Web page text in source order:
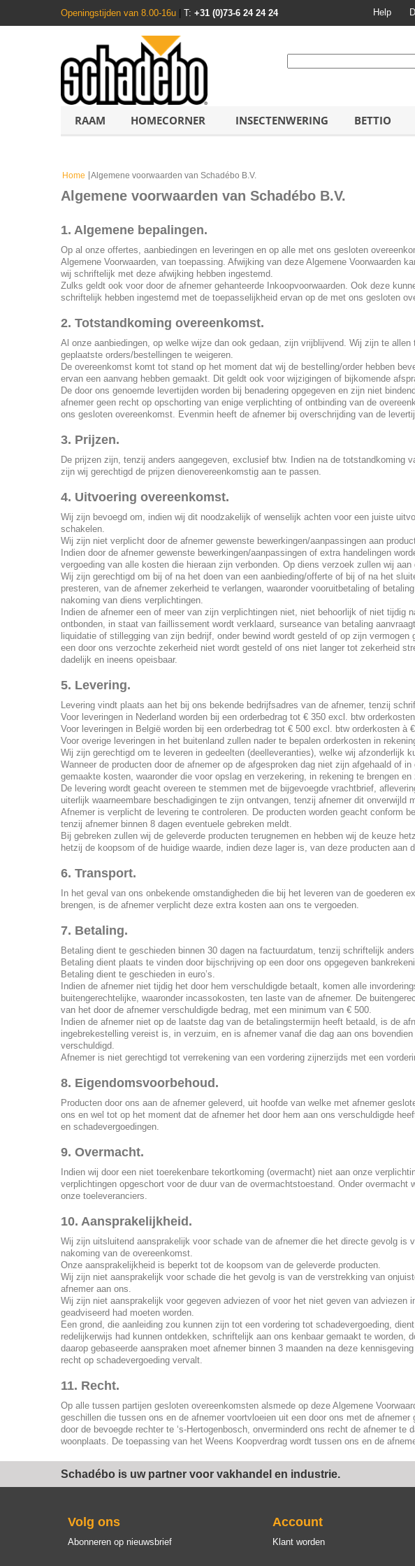
Openingstijden van 8.00-16u T: +31 (0)73-6 24 24 24 Help
RAAM HOMECORNER INSECTENWERING BETTIO
Home Algemene voorwaarden van Schadébo B.V.
Algemene voorwaarden van Schadébo B.V.
1. Algemene bepalingen.
Op al onze offertes, aanbiedingen en leveringen en op alle met ons gesloten
Algemene Voorwaarden, van toepassing. Afwijking van deze Algemene Voorwaarden
wij schriftelijk met deze afwijking hebben ingestemd.
Zulks geldt ook voor door de afnemer gehanteerde Inkoopvoorwaarden. Ook deze
schriftelijk hebben ingestemd met de toepasselijkheid ervan op de met ons gesloten
2. Totstandkoming overeenkomst.
Al onze aanbiedingen, op welke wijze dan ook gedaan, zijn vrijblijvend. Wij zijn te
geplaatste orders/bestellingen te weigeren.
De overeenkomst komt tot stand op het moment dat wij de bestelling/order hebben
ervan een aanvang hebben gemaakt. Dit geldt ook voor wijzigingen of bijkomende
De door ons genoemde levertijden worden bij benadering opgegeven en zijn niet
afnemer geen recht op opschorting van enige verplichting of ontbinding van de
ons gesloten overeenkomst. Evenmin heeft de afnemer bij overschrijding van de
3. Prijzen.
De prijzen zijn, tenzij anders aangegeven, exclusief btw. Indien na de totstandkoming
zijn wij gerechtigd de prijzen dienovereenkomstig aan te passen.
4. Uitvoering overeenkomst.
Wij zijn bevoegd om, indien wij dit noodzakelijk of wenselijk achten voor een juiste
schakelen.
Wij zijn niet verplicht door de afnemer gewenste bewerkingen/aanpassingen aan
Indien door de afnemer gewenste bewerkingen/aanpassingen of extra handelingen
vergoeding van alle kosten die hieraan zijn verbonden. Op diens verzoek zullen wij
Wij zijn gerechtigd om bij of na het doen van een aanbieding/offerte of bij of na het
presteren, van de afnemer zekerheid te verlangen, waaronder vooruitbetaling of
nakoming van diens verplichtingen.
Indien de afnemer een of meer van zijn verplichtingen niet, niet behoorlijk of niet tijdig
ontbonden, in staat van faillissement wordt verklaard, surseance van betaling
liquidatie of stillegging van zijn bedrijf, onder bewind wordt gesteld of op zijn
een door ons verzochte zekerheid niet wordt gesteld of ons niet langer tot zekerheid
dadelijk en ineens opeisbaar.
5. Levering.
Levering vindt plaats aan het bij ons bekende bedrijfsadres van de afnemer, tenzij
Voor leveringen in Nederland worden bij een orderbedrag tot € 350 excl. btw
Voor leveringen in België worden bij een orderbedrag tot € 500 excl. btw orderkosten à
Voor overige leveringen in het buitenland zullen nader te bepalen orderkosten in
Wij zijn gerechtigd om te leveren in gedeelten (deelleveranties), welke wij afzonderlijk
Wanneer de producten door de afnemer op de afgesproken dag niet zijn afgehaald of
gemaakte kosten, waaronder die voor opslag en verzekering, in rekening te brengen
De levering wordt geacht overeen te stemmen met de bijgevoegde vrachtbrief,
uiterlijk waarneembare beschadigingen te zijn ontvangen, tenzij afnemer dit onverwijld
Afnemer is verplicht de levering te controleren. De producten worden geacht conform
tenzij afnemer binnen 8 dagen eventuele gebreken meldt.
Bij gebreken zullen wij de geleverde producten terugnemen en hebben wij de keuze
hetzij de koopsom of de huidige waarde, indien deze lager is, van deze producten aan
6. Transport.
In het geval van ons onbekende omstandigheden die bij het leveren van de goederen
brengen, is de afnemer verplicht deze extra kosten aan ons te vergoeden.
7. Betaling.
Betaling dient te geschieden binnen 30 dagen na factuurdatum, tenzij schriftelijk
Betaling dient plaats te vinden door bijschrijving op een door ons opgegeven
Betaling dient te geschieden in euro’s.
Indien de afnemer niet tijdig het door hem verschuldigde betaalt, komen alle
buitengerechtelijke, waaronder incassokosten, ten laste van de afnemer. De
van het door de afnemer verschuldigde bedrag, met een minimum van € 500.
Indien de afnemer niet op de laatste dag van de betalingstermijn heeft betaald, is de
ingebrekestelling vereist is, in verzuim, en is afnemer vanaf die dag aan ons
verschuldigd.
Afnemer is niet gerechtigd tot verrekening van een vordering zijnerzijds met een
8. Eigendomsvoorbehoud.
Producten door ons aan de afnemer geleverd, uit hoofde van welke met afnemer
ons en wel tot op het moment dat de afnemer het door hem aan ons verschuldigde
en schadevergoedingen.
9. Overmacht.
Indien wij door een niet toerekenbare tekortkoming (overmacht) niet aan onze
verplichtingen opgeschort voor de duur van de overmachtstoestand. Onder overmacht
onze toeleveranciers.
10. Aansprakelijkheid.
Wij zijn uitsluitend aansprakelijk voor schade van de afnemer die het directe gevolg is
nakoming van de overeenkomst.
Onze aansprakelijkheid is beperkt tot de koopsom van de geleverde producten.
Wij zijn niet aansprakelijk voor schade die het gevolg is van de verstrekking van
afnemer aan ons.
Wij zijn niet aansprakelijk voor gegeven adviezen of voor het niet geven van adviezen
geadviseerd had moeten worden.
Een grond, die aanleiding zou kunnen zijn tot een vordering tot schadevergoeding,
redelijkerwijs had kunnen ontdekken, schriftelijk aan ons kenbaar gemaakt te worden,
daarop gebaseerde aanspraken moet afnemer binnen 3 maanden na deze
recht op schadevergoeding vervalt.
11. Recht.
Op alle tussen partijen gesloten overeenkomsten alsmede op deze Algemene
geschillen die tussen ons en de afnemer voortvloeien uit een door ons met de
door de bevoegde rechter te ‘s-Hertogenbosch, onverminderd ons recht de afnemer te
woonplaats. De toepassing van het Weens Koopverdrag wordt tussen ons en de
Schadébo is uw partner voor vakhandel en industrie.
Volg ons
Abonneren op nieuwsbrief
Account
Klant worden